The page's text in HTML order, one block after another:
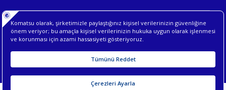
Form Gönder Servisler Mini Servisler
Çerez Politikası Aydınlatma Metni
Kullanıcı Sözleşmesi
Veri Sahibi Başvuru Metni
KVK Ana Politikası